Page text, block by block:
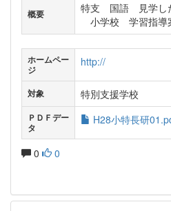
概要
特支 国語 見学し
小学校 学習指
ホームペー
ジ
http://
対象 特別支援学校
ＰＤＦデー
タ
H28小特長研
0 0